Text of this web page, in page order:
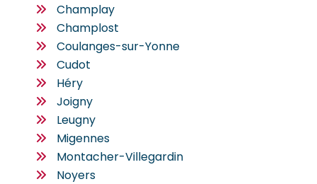
Champlay
Champlost
Coulanges-sur-Yonne
Cudot
Héry
Joigny
Leugny
Migennes
Montacher-Villegardin
Noyers